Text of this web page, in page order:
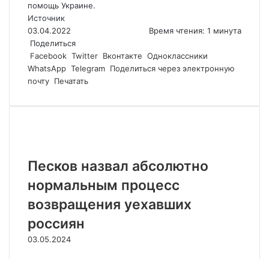
помощь Украине.
Источник
03.04.2022
Время чтения: 1 минута
Поделиться
Facebook Twitter Вконтакте Одноклассники
WhatsApp Telegram Поделиться через электронную
почту Печатать
Песков назвал абсолютно
нормальным процесс
возвращения уехавших
россиян
03.05.2024